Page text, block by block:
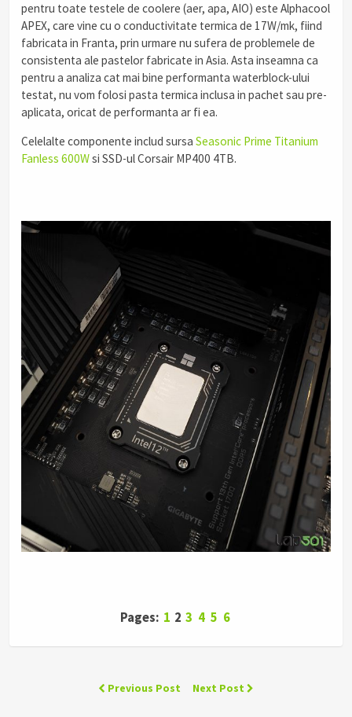
pentru toate testele de coolere (aer, apa, AIO) este Alphacool
APEX, care vine cu o conductivitate termica de 17W/mk, fiind
fabricata in Franta, prin urmare nu sufera de problemele de
consistenta ale pastelor fabricate in Asia. Asta inseamna ca
pentru a analiza cat mai bine performanta waterblock-ului
testat, nu vom folosi pasta termica inclusa in pachet sau pre-
aplicata, oricat de performanta ar fi ea.
Celelalte componente includ sursa Seasonic Prime Titanium
Fanless 600Wsi SSD-ul Corsair MP400 4TB.
Pages: 1 2 3 4 5 6
Previous Post Next Post